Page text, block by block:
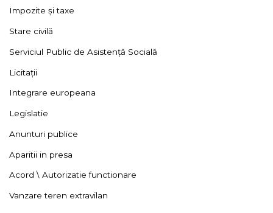
Impozite și taxe
Stare civilă
Serviciul Public de Asistență Socială
Licitații
Integrare europeana
Legislatie
Anunturi publice
Aparitii in presa
Acord \ Autorizatie functionare
Vanzare teren extravilan